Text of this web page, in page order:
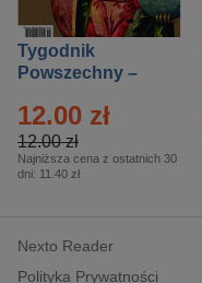
Tygodnik
Powszechny –
12.00 zł
12.00 zł
Najniższa cena z ostatnich 30
dni: 11.40 zł
Nexto Reader
Polityka Prywatności